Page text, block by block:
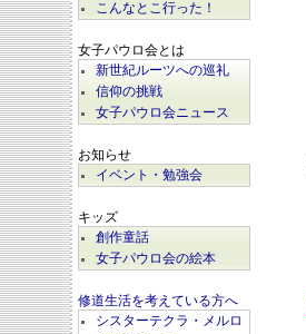
こんなとこ行った！
女子パウロ会とは
新世紀ルーツへの巡礼
信仰の挑戦
女子パウロ会ニュース
お知らせ
イベント・勉強会
キッズ
創作童話
女子パウロ会の絵本
修道生活を考えている方へ
シスターテクラ・メルロ